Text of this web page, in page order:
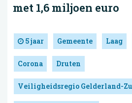
met 1,6 miljoen euro
5 jaar Gemeente Laag
Corona Druten
Veiligheidsregio Gelderland-